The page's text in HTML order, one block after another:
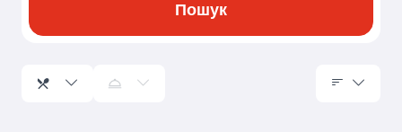
Пошук